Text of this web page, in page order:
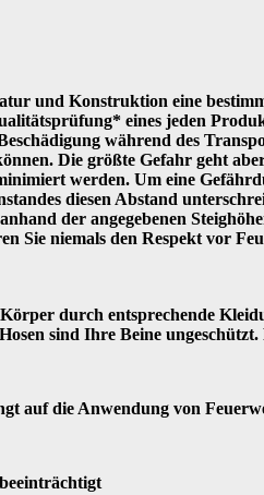
und Konstruktion eine
eines jeden
während des
Die größte Gefahr geht
werden. Um eine
diesen Abstand
der angegebenen
Sie niemals den Respekt vor
durch entsprechende
sind Ihre Beine
auf die Anwendung von